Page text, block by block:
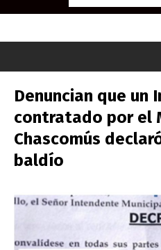
Denuncian que un
contratado por el
Chascomús
baldío